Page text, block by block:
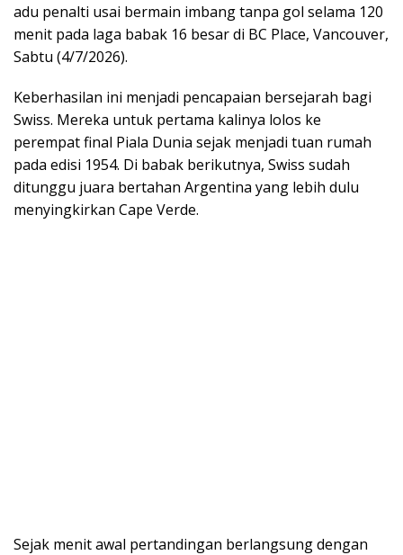
adu penalti usai bermain imbang tanpa gol selama 120
menit pada laga babak 16 besar di BC Place, Vancouver,
Sabtu (4/7/2026).
Keberhasilan ini menjadi pencapaian bersejarah bagi
Swiss. Mereka untuk pertama kalinya lolos ke
perempat final Piala Dunia sejak menjadi tuan rumah
pada edisi 1954. Di babak berikutnya, Swiss sudah
ditunggu juara bertahan Argentina yang lebih dulu
menyingkirkan Cape Verde.
Sejak menit awal pertandingan berlangsung dengan